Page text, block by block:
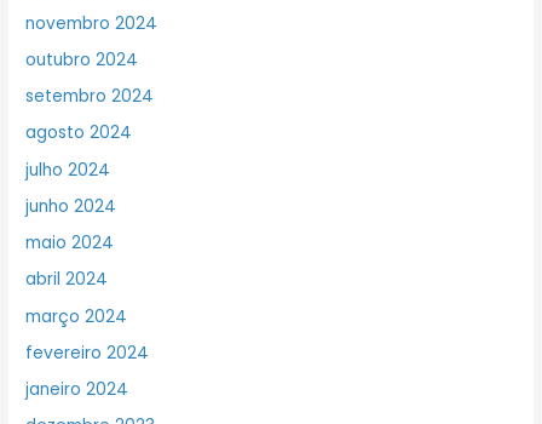
novembro 2024
outubro 2024
setembro 2024
agosto 2024
julho 2024
junho 2024
maio 2024
abril 2024
março 2024
fevereiro 2024
janeiro 2024